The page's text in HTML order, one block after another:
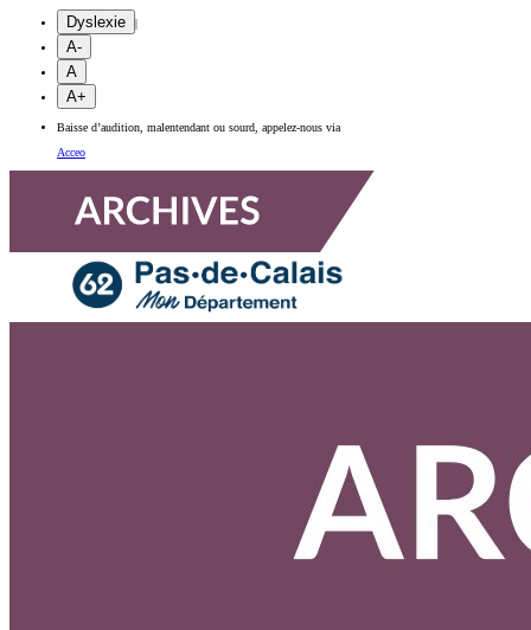
Dyslexie |
A-
A
A+
Baisse d’audition, malentendant ou sourd, appelez-nous via
Acceo